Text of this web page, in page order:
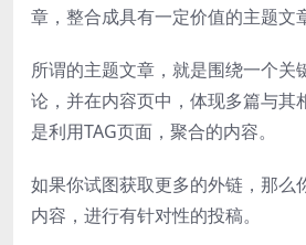
章，整合成具有一定价值的主题文
所谓的主题文章，就是围绕一个关
论，并在内容页中，体现多篇与其
是利用TAG页面，聚合的内容。
如果你试图获取更多的外链，那么
内容，进行有针对性的投稿。